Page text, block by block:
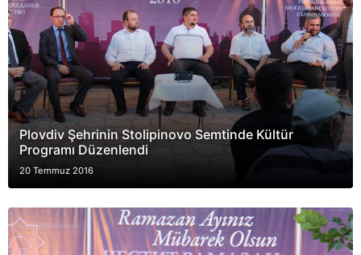
Plovdiv Şehrinin Stolipinovo Semtinde Kültür
Programı Düzenlendi
20 Temmuz 2016